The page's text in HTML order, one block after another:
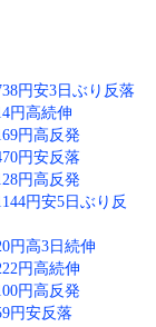
円安3日ぶり反落
円高続伸
円高反発
円安反落
円高反発
円安5日ぶり反
円高3日続伸
円高続伸
円高反発
円安反落